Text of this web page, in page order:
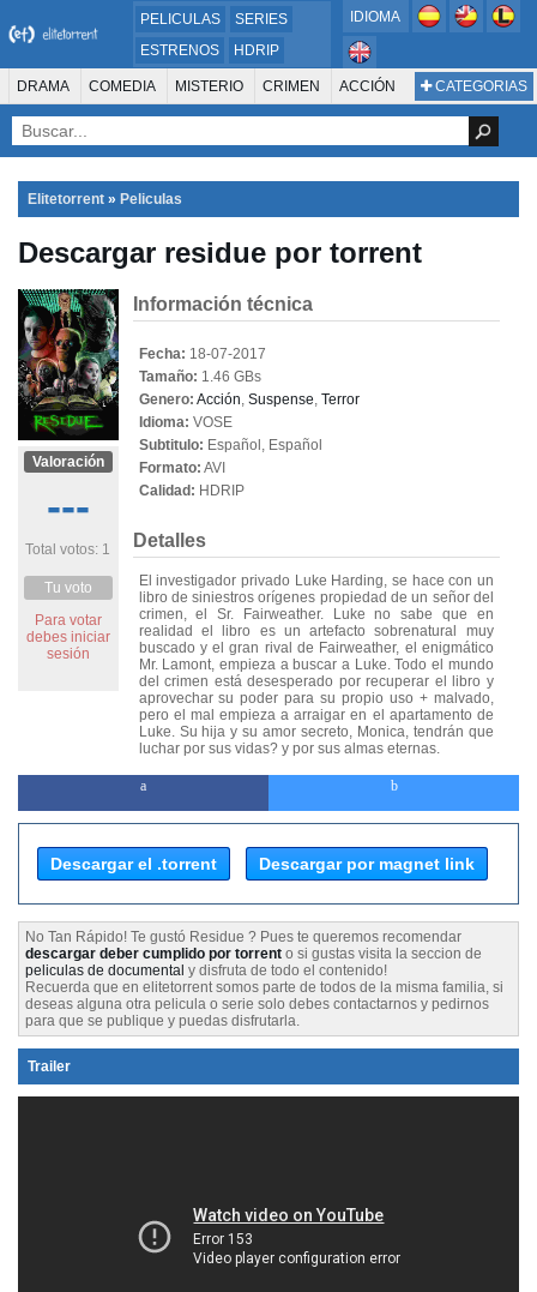
PELICULAS
SERIES
ESTRENOS
HDRIP
MICROHD
720P
DVDRIP
IDIOMA
CATEGORIAS
DRAMA COMEDIA MISTERIO CRIMEN ACCIÓN
SUSPENSO AVENTURA
ANIMACIÓN ROMANCE TERROR CIENCIA FICCIÓN FANTASÍA
FAMILIA DOCUS Y TV
PELÍCULA DE LA TELEVISIÓN FOREIGN KIDS REALITY
THRILLER BIOGRAFÍA
Elitetorrent » Peliculas
Descargar residue por torrent
Valoración
---
Total votos: 1
Tu voto
Para votar
debes iniciar
sesión
Información técnica
Fecha: 18-07-2017
Tamaño: 1.46 GBs
Genero: Acción, Suspense, Terror
Idioma: VOSE
Subtitulo: Español, Español
Formato: AVI
Calidad: HDRIP
Detalles
El investigador privado Luke Harding, se hace con un
libro de siniestros orígenes propiedad de un señor del
crimen, el Sr. Fairweather. Luke no sabe que en
realidad el libro es un artefacto sobrenatural muy
buscado y el gran rival de Fairweather, el enigmático
Mr. Lamont, empieza a buscar a Luke. Todo el mundo
del crimen está desesperado por recuperar el libro y
aprovechar su poder para su propio uso + malvado,
pero el mal empieza a arraigar en el apartamento de
Luke. Su hija y su amor secreto, Monica, tendrán que
luchar por sus vidas? y por sus almas eternas.
Descargar el .torrent Descargar por magnet link
No Tan Rápido! Te gustó Residue ? Pues te queremos recomendar
descargar deber cumplido por torrent o si gustas visita la seccion de
peliculas de documental y disfruta de todo el contenido!
Recuerda que en elitetorrent somos parte de todos de la misma familia, si
deseas alguna otra pelicula o serie solo debes contactarnos y pedirnos
para que se publique y puedas disfrutarla.
Trailer